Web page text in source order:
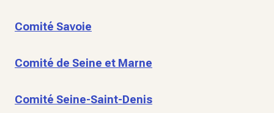
Comité Savoie
Comité de Seine et Marne
Comité Seine-Saint-Denis